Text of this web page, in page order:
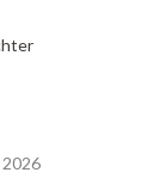
op
de
2026